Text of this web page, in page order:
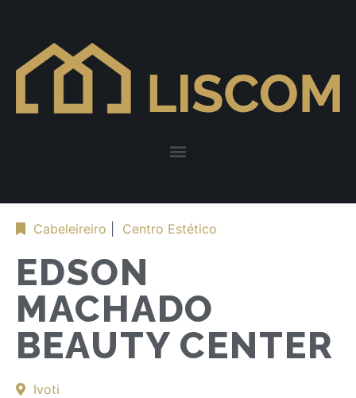
Cabeleireiro Centro Estético
EDSON
MACHADO
BEAUTY CENTER
Ivoti